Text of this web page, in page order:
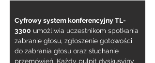
Cyfrowy system konferencyjny TL-
3300 umożliwia uczestnikom spotkania
zabranie głosu, zgłoszenie gotowości
do zabrania głosu oraz słuchanie
przemówień. Każdy pulpit dyskusyjny